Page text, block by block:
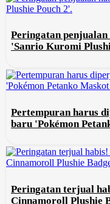
Peringatan
'Sanrio Kuromi
Pertempuran harus
baru 'Pokémon
Peringatan terjual
Cinnamoroll Plushie